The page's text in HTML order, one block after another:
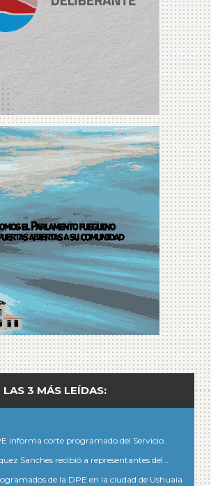
LAS 3 MÁS LEÍDAS:
informa corte programado del Servicio…
Sanches recibió a representantes del…
de la DPE en la ciudad de Ushuaia